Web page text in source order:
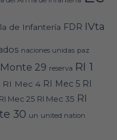
de Infantería FDR IVta
naciones unidas paz
29 reserva RI 1
RI Mec 4 RI Mec 5 RI
RI Mec 25 RI Mec 35 RI
30 un united nation